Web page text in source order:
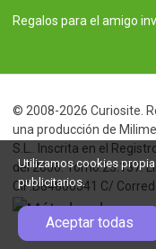
Regalos para el amigo
© 2008-2026 Curiosite.
una producción de
S.L.. Inscrita en el
del 2006. Tomo:23.137.
CIF:B84800341 C/
Utilizamos cookies
publicitarios.
Aceptar todas